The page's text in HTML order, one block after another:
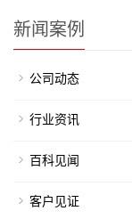
新闻案例
公司动态
行业资讯
百科见闻
客户见证